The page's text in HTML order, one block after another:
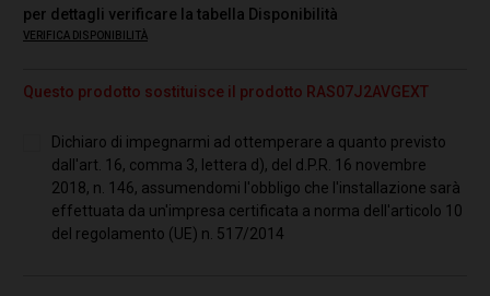
per dettagli verificare la tabella Disponibilità
VERIFICA DISPONIBILITÀ
Questo prodotto sostituisce il prodotto RAS07J2AVGEXT
Dichiaro di impegnarmi ad ottemperare a quanto previsto
dall'art. 16, comma 3, lettera d), del d.P.R. 16 novembre
2018, n. 146, assumendomi l'obbligo che l'installazione sarà
effettuata da un'impresa certificata a norma dell'articolo 10
del regolamento (UE) n. 517/2014